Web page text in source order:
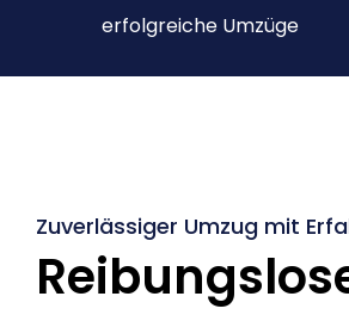
erfolgreiche Umzüge
Zuverlässiger Umzug mit